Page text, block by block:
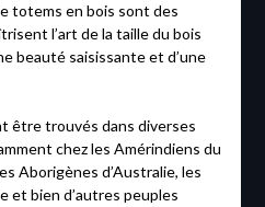
totems en bois sont des
l’art de la taille du bois
beauté saisissante et d’une
être trouvés dans diverses
chez les Amérindiens du
Aborigènes d’Australie, les
et bien d’autres peuples